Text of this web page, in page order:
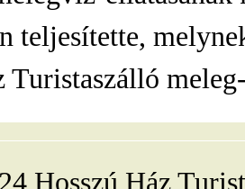
teljesítette,
Turistaszálló
Hosszú Ház